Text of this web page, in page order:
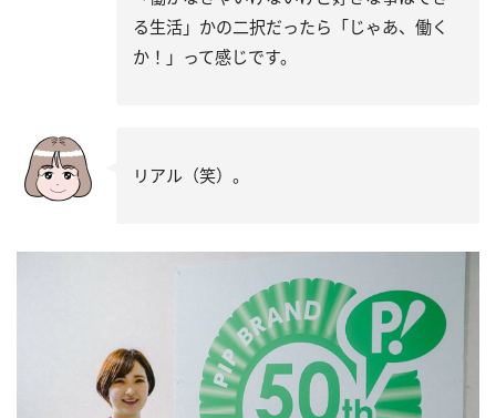
る生活」かの二択だったら「じゃあ、働く
か！」って感じです。
リアル（笑）。